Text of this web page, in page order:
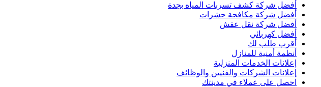
أفضل شركة كشف تسربات المياه بجدة
أفضل شركة مكافحة حشرات
أفضل شركة نقل عفش
أفضل كهربائي
أقرب طلب لك
أنظمة أمنية للمنازل
إعلانات الخدمات المنزلية
إعلانات الشركات والفنيين والوظائف
احصل على عملاء في مدينتك